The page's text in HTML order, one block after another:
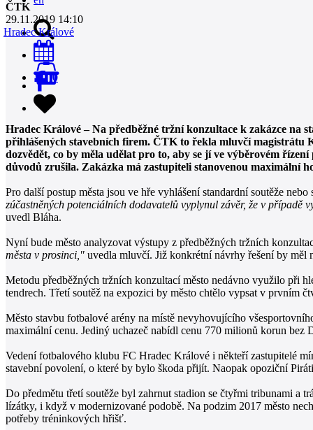
0
ČTK
29.11.2019 14:10
Hradec Králové
Hradec Králové – Na předběžné tržní konzultace k zakázce na
přihlášených stavebních firem. ČTK to řekla mluvčí magistrátu
dozvědět, co by měla udělat pro to, aby se jí ve výběrovém
důvodů zrušila. Zakázka má zastupiteli stanovenou maximální
Pro další postup města jsou ve hře vyhlášení standardní soutěže
zúčastněných potenciálních dodavatelů vyplynul závěr, že v případě
uvedl Bláha.
Nyní bude město analyzovat výstupy z předběžných tržních
města v prosinci," uvedla mluvčí. Již konkrétní návrhy řešení by měl
Metodu předběžných tržních konzultací město nedávno využilo při
tendrech. Třetí soutěž na expozici by město chtělo vypsat v prvním
Město stavbu fotbalové arény na místě nevyhovujícího
maximální cenu. Jediný uchazeč nabídl cenu 770 milionů korun bez
Vedení fotbalového klubu FC Hradec Králové i někteří zastupitelé
stavební povolení, o které by bylo škoda přijít. Naopak opoziční
Do předmětu třetí soutěže byl zahrnut stadion se čtyřmi tribunami a
lízátky, i když v modernizované podobě. Na podzim 2017 město
potřeby tréninkových hřišť.